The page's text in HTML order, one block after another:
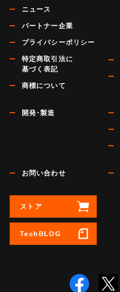
ニュース
パートナー企業
プライバシーポリシー
特定商取引法に
基づく表記
商標について
開発･製造
お問い合わせ
ストア
TechBLOG